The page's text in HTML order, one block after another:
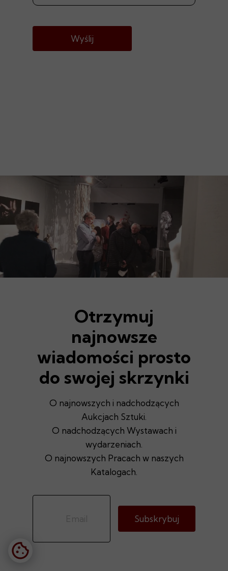
Wyślij
Otrzymuj
najnowsze
wiadomości prosto
do swojej skrzynki
O najnowszych i nadchodzących
Aukcjach Sztuki.
O nadchodzących Wystawach i
wydarzeniach.
O najnowszych Pracach w naszych
Katalogach.
Subskrybuj